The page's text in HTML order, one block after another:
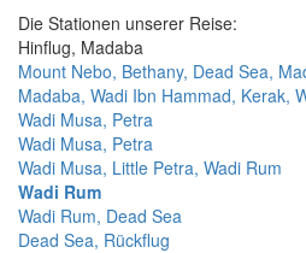
Die Stationen unserer Reise:
Hinflug, Madaba
Mount Nebo, Bethany, Dead Sea,
Madaba, Wadi Ibn Hammad, Kerak,
Wadi Musa, Petra
Wadi Musa, Petra
Wadi Musa, Little Petra, Wadi Rum
Wadi Rum
Wadi Rum, Dead Sea
Dead Sea, Rückflug